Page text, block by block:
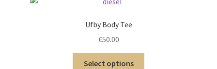
Ufby Body Tee
€50.00
Select options